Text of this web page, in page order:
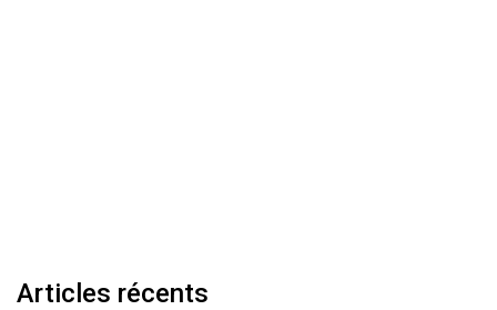
Articles récents